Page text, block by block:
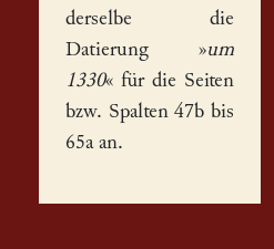
derselbe die
Datierung »um
1330« für die Seiten
bzw. Spalten 47b bis
65a an.